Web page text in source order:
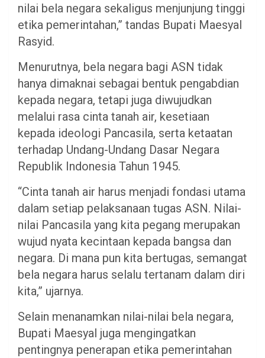
nilai bela negara sekaligus menjunjung tinggi
etika pemerintahan,” tandas Bupati Maesyal
Rasyid.
Menurutnya, bela negara bagi ASN tidak
hanya dimaknai sebagai bentuk pengabdian
kepada negara, tetapi juga diwujudkan
melalui rasa cinta tanah air, kesetiaan
kepada ideologi Pancasila, serta ketaatan
terhadap Undang-Undang Dasar Negara
Republik Indonesia Tahun 1945.
“Cinta tanah air harus menjadi fondasi utama
dalam setiap pelaksanaan tugas ASN. Nilai-
nilai Pancasila yang kita pegang merupakan
wujud nyata kecintaan kepada bangsa dan
negara. Di mana pun kita bertugas, semangat
bela negara harus selalu tertanam dalam diri
kita,” ujarnya.
Selain menanamkan nilai-nilai bela negara,
Bupati Maesyal juga mengingatkan
pentingnya penerapan etika pemerintahan